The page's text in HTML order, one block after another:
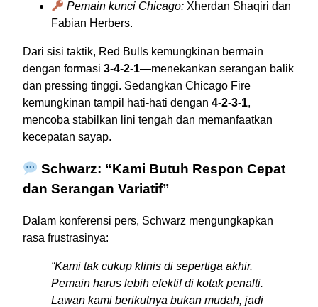
Pemain kunci Chicago: Xherdan Shaqiri dan
Fabian Herbers.
Dari sisi taktik, Red Bulls kemungkinan bermain
dengan formasi 3-4-2-1—menekankan serangan balik
dan pressing tinggi. Sedangkan Chicago Fire
kemungkinan tampil hati-hati dengan 4-2-3-1,
mencoba stabilkan lini tengah dan memanfaatkan
kecepatan sayap.
Schwarz: “Kami Butuh Respon Cepat
dan Serangan Variatif”
Dalam konferensi pers, Schwarz mengungkapkan
rasa frustrasinya:
“Kami tak cukup klinis di sepertiga akhir.
Pemain harus lebih efektif di kotak penalti.
Lawan kami berikutnya bukan mudah, jadi